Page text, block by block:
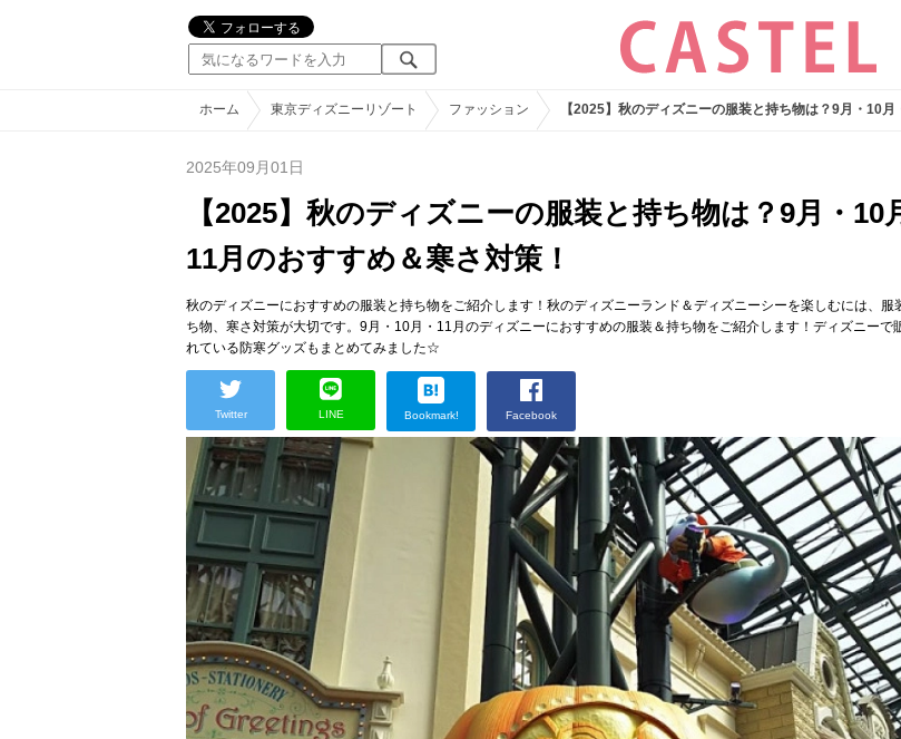
ホーム 東京ディズニーリゾート ファッション 【2025】秋のディズニーの服装と持ち物は？9月・10月
2025年09月01日
【2025】秋のディズニーの服装と持ち物は？9月・10
11月のおすすめ＆寒さ対策！
秋のディズニーにおすすめの服装と持ち物をご紹介します！秋のディズニーランド＆ディズニーシーを楽しむには、服
ち物、寒さ対策が大切です。9月・10月・11月のディズニーにおすすめの服装＆持ち物をご紹介します！ディズニーで
れている防寒グッズもまとめてみました☆
Twitter LINE Bookmark! Facebook